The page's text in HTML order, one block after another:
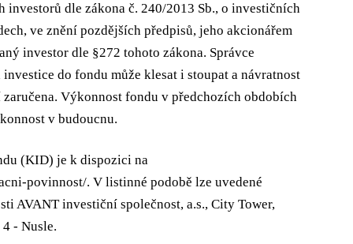
dle zákona č. 240/2013 Sb., o investičních
ve znění pozdějších předpisů, jeho akcionářem
investor dle §272 tohoto zákona. Správce
do fondu může klesat i stoupat a návratnost
Výkonnost fondu v předchozích obdobích
v budoucnu.
(KID) je k dispozici na
povinnost/. V listinné podobě lze uvedené
AVANT investiční společnost, a.s., City Tower,
- Nusle.